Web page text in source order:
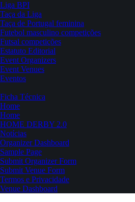
Liga BPI
Taça da Liga
Taça de Portugal feminina
Futebol masculino competições
Futsal competições
Estatuto Editorial
Event Organizers
Event Venues
Eventos
Ficha Técnica
Home
Home
HOME DERBY 2.0
Notícias
Organizer Dashboard
Sample Page
Submit Organizer Form
Submit Venue Form
Termos e Privacidade
Venue Dashboard